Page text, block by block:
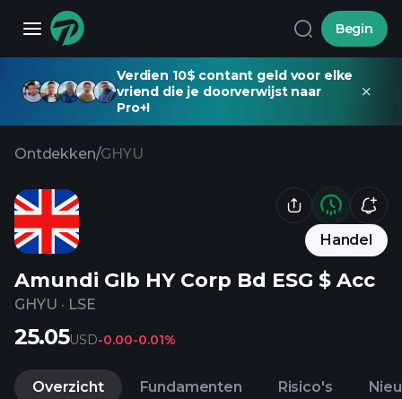
Begin
Verdien 10$ contant geld voor elke
vriend die je doorverwijst naar
Pro+!
Ontdekken/GHYU
Handel
Amundi Glb HY Corp Bd ESG $ Acc
GHYU · LSE
25.05USD-0.00-0.01%
Overzicht Fundamenten Risico's